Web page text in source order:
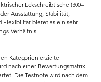
Eckschreibtische (300–
der Ausstattung, Stabilität,
Flexibilität bietet es ein sehr
Verhältnis.
Kategorien erzielte
nach einer Bewertungsmatrix
Die Testnote wird nach dem